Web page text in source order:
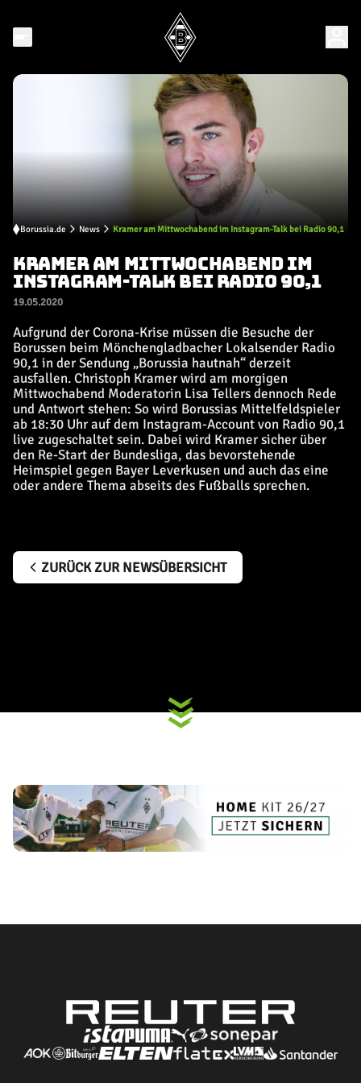
Borussia.de News Kramer am Mittwochabend im Instagram-Talk bei Radio 90,1
KRAMER AM MITTWOCHABEND IM
INSTAGRAM-TALK BEI RADIO 90,1
19.05.2020
Aufgrund der Corona-Krise müssen die Besuche der
Borussen beim Mönchengladbacher Lokalsender Radio
90,1 in der Sendung „Borussia hautnah“ derzeit
ausfallen. Christoph Kramer wird am morgigen
Mittwochabend Moderatorin Lisa Tellers dennoch Rede
und Antwort stehen: So wird Borussias Mittelfeldspieler
ab 18:30 Uhr auf dem Instagram-Account von Radio 90,1
live zugeschaltet sein. Dabei wird Kramer sicher über
den Re-Start der Bundesliga, das bevorstehende
Heimspiel gegen Bayer Leverkusen und auch das eine
oder andere Thema abseits des Fußballs sprechen.
ZURÜCK ZUR NEWSÜBERSICHT